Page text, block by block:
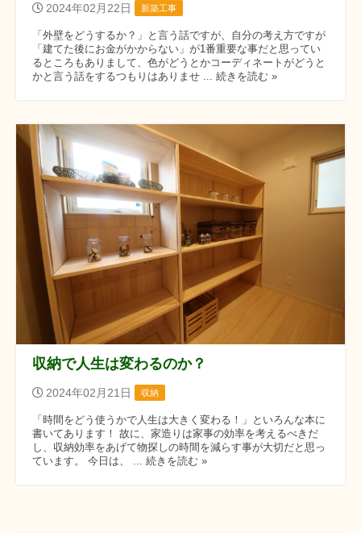
2024年02月22日 新築工事
「外壁をどうするか？」と言う話ですが、自分の考え方ですが
「建てた後にお金がかからない」が1番重要な事だと思ってい
るところもありまして、色がどうとかコーディネートがどうと
かと言う話をするつもりはありませ ... 続きを読む »
収納で人生は変わるのか？
2024年02月21日 収納
「時間をどう使うかで人生は大きく変わる！」といろんな本に
書いてあります！ 故に、家造りは家事の効率を考えるべきだ
し、収納効率をあげて物探しの時間を減らす事が大切だと思っ
ています。 今日は、 ... 続きを読む »